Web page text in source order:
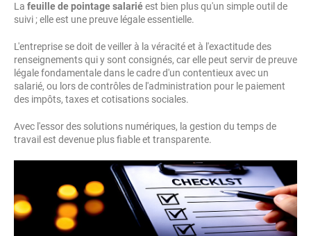
La feuille de pointage salariéest bien plus qu'un simple outil de
suivi ; elle est une preuve légale essentielle.
L'entreprise se doit de veiller à la véracité et à l'exactitude des
renseignements qui y sont consignés, car elle peut servir de preuve
légale fondamentale dans le cadre d'un contentieux avec un
salarié, ou lors de contrôles de l'administration pour le paiement
des impôts, taxes et cotisations sociales.
Avec l'essor des solutions numériques, la gestion du temps de
travail est devenue plus fiable et transparente.